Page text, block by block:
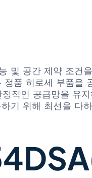
및 공간 제약 조건
품 히로세 부품을
적인 공급망을 유
기 위해 최선을 다